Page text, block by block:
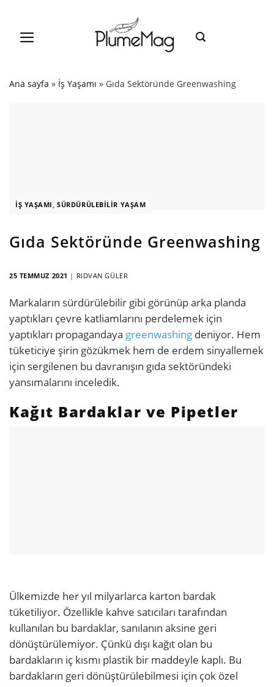
content
Ana sayfa » İş Yaşamı » Gıda Sektöründe Greenwashing
İŞ YAŞAMI ,SÜRDÜRÜLEBILIR YAŞAM
Gıda Sektöründe Greenwashing
25 TEMMUZ 2021 | RIDVAN GÜLER
Markaların sürdürülebilir gibi görünüp arka planda
yaptıkları çevre katliamlarını perdelemek için
yaptıkları propagandaya greenwashing deniyor. Hem
tüketiciye şirin gözükmek hem de erdem sinyallemek
için sergilenen bu davranışın gıda sektöründeki
yansımalarını inceledik.
Kağıt Bardaklar ve Pipetler
Ülkemizde her yıl milyarlarca karton bardak
tüketiliyor. Özellikle kahve satıcıları tarafından
kullanılan bu bardaklar, sanılanın aksine geri
dönüştürülemiyor. Çünkü dışı kağıt olan bu
bardakların iç kısmı plastik bir maddeyle kaplı. Bu
bardakların geri dönüştürülebilmesi için çok özel